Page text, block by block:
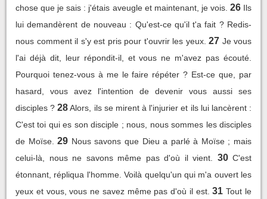
chose que je sais : j'étais aveugle et maintenant, je vois. 26 Ils
lui demandèrent de nouveau : Qu'est-ce qu'il t'a fait ? Redis-
nous comment il s'y est pris pour t'ouvrir les yeux. 27 Je vous
l'ai déjà dit, leur répondit-il, et vous ne m'avez pas écouté.
Pourquoi tenez-vous à me le faire répéter ? Est-ce que, par
hasard, vous avez l'intention de devenir vous aussi ses
disciples ? 28 Alors, ils se mirent à l'injurier et ils lui lancèrent :
C'est toi qui es son disciple ; nous, nous sommes les disciples
de Moïse. 29 Nous savons que Dieu a parlé à Moïse ; mais
celui-là, nous ne savons même pas d'où il vient.
30 C'est
étonnant, répliqua l'homme. Voilà quelqu'un qui m'a ouvert les
yeux et vous, vous ne savez même pas d'où il est. 31 Tout le